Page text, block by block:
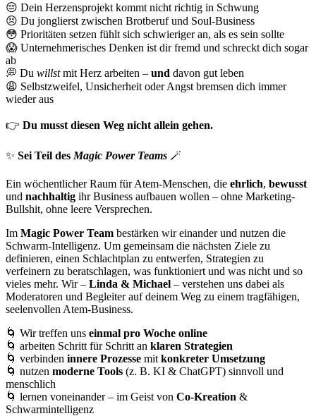
😔 Dein Herzensprojekt kommt nicht richtig in Schwung
😣 Du jonglierst zwischen Brotberuf und Soul-Business
😳 Prioritäten setzen fühlt sich schwieriger an, als es sein sollte
😱 Unternehmerisches Denken ist dir fremd und schreckt dich sogar
ab
💭 Du willstmit Herz arbeiten – und davon gut leben
😩 Selbstzweifel, Unsicherheit oder Angst bremsen dich immer
wieder aus
👉 Du musst diesen Weg nicht allein gehen.
✨ Sei Teil des Magic Power Teams 🪄
Ein wöchentlicher Raum für Atem-Menschen, die ehrlich, bewusst
und nachhaltig ihr Business aufbauen wollen – ohne Marketing-
Bullshit, ohne leere Versprechen.
Im Magic Power Team bestärken wir einander und nutzen die
Schwarm-Intelligenz. Um gemeinsam die nächsten Ziele zu
definieren, einen Schlachtplan zu entwerfen, Strategien zu
verfeinern zu beratschlagen, was funktioniert und was nicht und so
vieles mehr. Wir – Linda & Michael – verstehen uns dabei als
Moderatoren und Begleiter auf deinem Weg zu einem tragfähigen,
seelenvollen Atem-Business.
🌀 Wir treffen uns einmal pro Woche online
🌀 arbeiten Schritt für Schritt an klaren Strategien
🌀 verbinden innere Prozesse mit konkreter Umsetzung
🌀 nutzen moderne Tools (z. B. KI & ChatGPT) sinnvoll und
menschlich
🌀 lernen voneinander – im Geist von Co-Kreation &
Schwarmintelligenz